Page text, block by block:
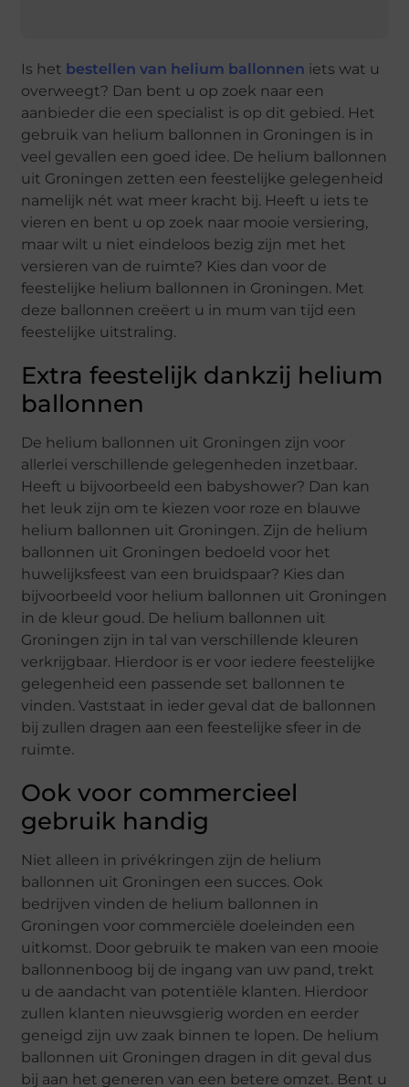
Is het bestellen van helium ballonnen iets wat u
overweegt? Dan bent u op zoek naar een
aanbieder die een specialist is op dit gebied. Het
gebruik van helium ballonnen in Groningen is in
veel gevallen een goed idee. De helium ballonnen
uit Groningen zetten een feestelijke gelegenheid
namelijk nét wat meer kracht bij. Heeft u iets te
vieren en bent u op zoek naar mooie versiering,
maar wilt u niet eindeloos bezig zijn met het
versieren van de ruimte? Kies dan voor de
feestelijke helium ballonnen in Groningen. Met
deze ballonnen creëert u in mum van tijd een
feestelijke uitstraling.
Extra feestelijk dankzij helium
ballonnen
De helium ballonnen uit Groningen zijn voor
allerlei verschillende gelegenheden inzetbaar.
Heeft u bijvoorbeeld een babyshower? Dan kan
het leuk zijn om te kiezen voor roze en blauwe
helium ballonnen uit Groningen. Zijn de helium
ballonnen uit Groningen bedoeld voor het
huwelijksfeest van een bruidspaar? Kies dan
bijvoorbeeld voor helium ballonnen uit Groningen
in de kleur goud. De helium ballonnen uit
Groningen zijn in tal van verschillende kleuren
verkrijgbaar. Hierdoor is er voor iedere feestelijke
gelegenheid een passende set ballonnen te
vinden. Vaststaat in ieder geval dat de ballonnen
bij zullen dragen aan een feestelijke sfeer in de
ruimte.
Ook voor commercieel
gebruik handig
Niet alleen in privékringen zijn de helium
ballonnen uit Groningen een succes. Ook
bedrijven vinden de helium ballonnen in
Groningen voor commerciële doeleinden een
uitkomst. Door gebruik te maken van een mooie
ballonnenboog bij de ingang van uw pand, trekt
u de aandacht van potentiële klanten. Hierdoor
zullen klanten nieuwsgierig worden en eerder
geneigd zijn uw zaak binnen te lopen. De helium
ballonnen uit Groningen dragen in dit geval dus
bij aan het generen van een betere omzet. Bent u